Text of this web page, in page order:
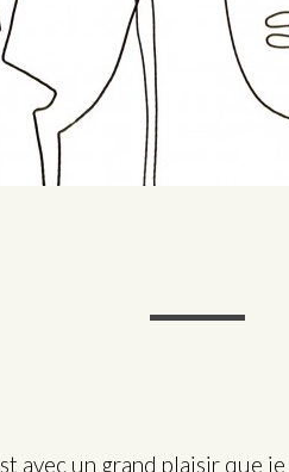
avec un grand plaisir que